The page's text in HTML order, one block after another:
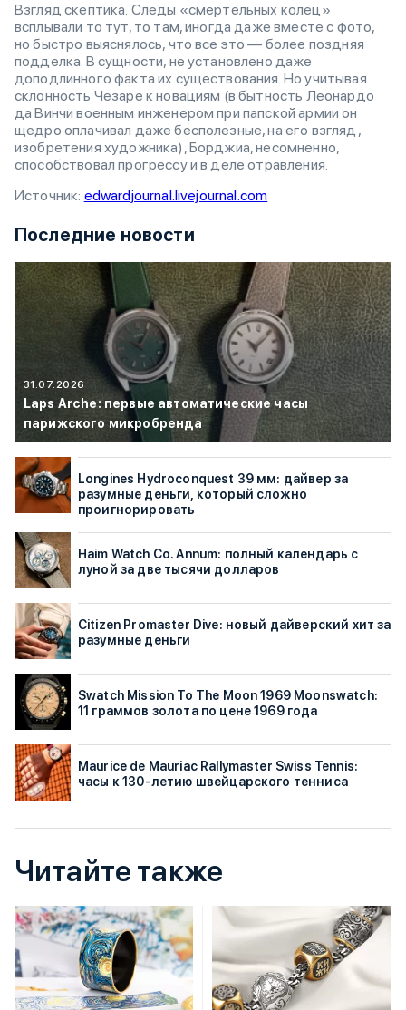
Взгляд скептика. Следы «смертельных колец»
всплывали то тут, то там, иногда даже вместе с фото,
но быстро выяснялось, что все это — более поздняя
подделка. В сущности, не установлено даже
доподлинного факта их существования. Но учитывая
склонность Чезаре к новациям (в бытность Леонардо
да Винчи военным инженером при папской армии он
щедро оплачивал даже бесполезные, на его взгляд,
изобретения художника), Борджиа, несомненно,
способствовал прогрессу и в деле отравления.
Источник: edwardjournal.livejournal.com
Последние новости
31.07.2026
Laps Arche: первые автоматические часы
парижского микробренда
Longines Hydroconquest 39 мм: дайвер за
разумные деньги, который сложно
проигнорировать
Haim Watch Co. Annum: полный календарь с
луной за две тысячи долларов
Citizen Promaster Dive: новый дайверский хит за
разумные деньги
Swatch Mission To The Moon 1969 Moonswatch:
11 граммов золота по цене 1969 года
Maurice de Mauriac Rallymaster Swiss Tennis:
часы к 130-летию швейцарского тенниса
Читайте также